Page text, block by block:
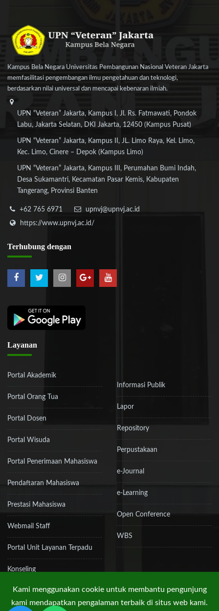
Kampus Bela Negara Universitas Pembangunan Nasional Veteran Jakarta
memfasilitasi pengembangan ilmu pengetahuan dan teknologi,
berdasarkan nilai universal dan mencapai kebenaran ilmiah.
UPN “Veteran” Jakarta, Kampus I, Jl. Rs. Fatmawati, Pondok
Labu, Jakarta Selatan, DKI Jakarta, 12450 (Kampus Pusat)
UPN “Veteran” Jakarta, Kampus II, JL. Limo Raya, Kel. Limo,
Kec. Limo, Cinere – Depok (Kampus Limo)
UPN “Veteran” Jakarta, Kampus III, Perumahan Bumi Indah,
Desa Sukamantri, Kecamatan Pasar Kemis, Kabupaten
Tangerang, Provinsi Banten
+62 765 6971
upnvj@upnvj.ac.id
https://www.upnvj.ac.id/
Terhubung dengan
Layanan
Portal Akademik
Portal Orang Tua
Portal Dosen
Portal Wisuda
Portal Penerimaan Mahasiswa
Pendaftaran Mahasiswa
Prestasi Mahasiswa
Webmail Staff
Portal Unit Layanan Terpadu
Konseling
Informasi Publik
Lapor
Repository
Perpustakaan
e-Journal
e-Learning
Open Conference
WBS
Kami menggunakan cookie untuk membantu pengunjung
kami mendapatkan pengalaman terbaik di situs web kami.